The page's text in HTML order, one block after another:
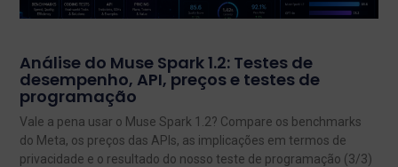
Análise do Muse Spark 1.2: Testes de
desempenho, API, preços e testes de
programação
Vale a pena usar o Muse Spark 1.2? Compare os benchmarks
do Meta, os preços das APIs, as implicações em termos de
privacidade e o resultado do nosso teste de programação (3/3)